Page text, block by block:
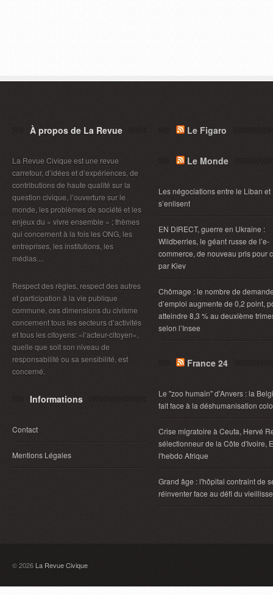
À propos de La Revue
La Revue Civique est une revue
carrefour, d’idées et d’expériences, de
contributions de haute qualité sur la
question civique, l’ouverture sur le
monde, les problèmes de société et les
enjeux du « vivre ensemble » ; thèmes
qui concernent à la fois les ONG, les
entreprises, les institutions, les
médias....
Respect des règles, respect des autres
et participation à la vie publique
commune, ces dimensions du civisme
concernent tous les secteurs d’activités
et tous les citoyens: «l’acteur-citoyen»,
quelle que soit son niveau de
responsabilité ou sa sensibilité, est
concerné.
Informations
Contact
Mentions Légales
Le Figaro
Le Monde
Les négociations entre le Liban et
s’enlisent
EN DIRECT, guerre en Ukraine :
Wildberries, le géant russe de l’e-
commerce, de nouveau pris pour
par Kiev
Chômage : le nombre de
d’emploi augmente de 0,2 point,
atteindre 8,3 % au deuxième
selon l’Insee
France 24
Le "zoo humain" d'Anvers : la
fait face à la déshumanisation
Crise migratoire à Ceuta, Hervé
sélectionneur de la Côte d'Ivoire,
l'hebdo Afrique
Grand âge : l'hôpital contraint de
réinventer face au défi du
© 2026 La Revue Civique